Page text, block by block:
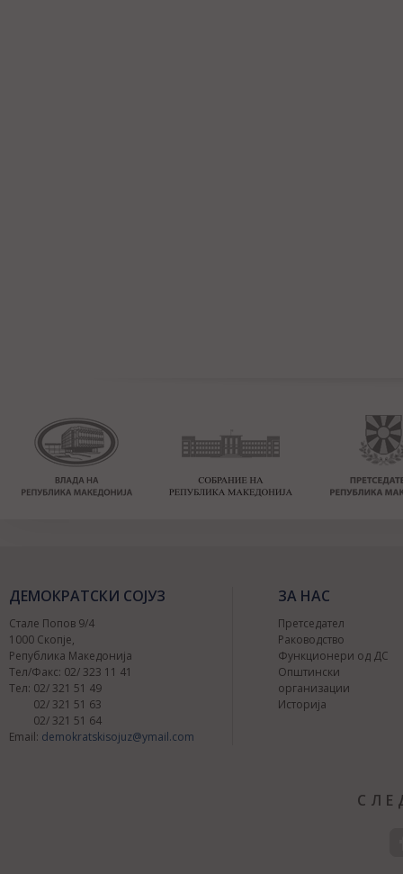
ДЕМОКРАТСКИ СОЈУЗ
Стале Попов 9/4
1000 Скопје,
Република Македонија
Тел/Факс: 02/ 323 11 41
Тел: 02/ 321 51 49
02/ 321 51 63
02/ 321 51 64
Email: demokratskisojuz@ymail.com
ЗА НАС
Претседател
Раководство
Функционери од ДС
Општински
организации
Историја